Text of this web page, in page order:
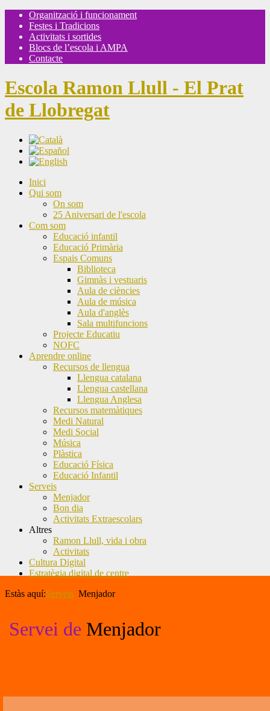
Organització i funcionament
Festes i Tradicions
Activitats i sortides
Blocs de l’escola i AMPA
Contacte
Escola Ramon Llull - El Prat
de Llobregat
Inici
Qui som
On som
25 Aniversari de l'escola
Com som
Educació infantil
Educació Primària
Espais Comuns
Biblioteca
Gimnàs i vestuaris
Aula de ciències
Aula de música
Aula d'anglès
Sala multifuncions
Projecte Educatiu
NOFC
Aprendre online
Recursos de llengua
Llengua catalana
Llengua castellana
Llengua Anglesa
Recursos matemàtiques
Medi Natural
Medi Social
Música
Plàstica
Educació Física
Educació Infantil
Serveis
Menjador
Bon dia
Activitats Extraescolars
Altres
Ramon Llull, vida i obra
Activitats
Cultura Digital
Estratègia digital de centre
Estàs aquí:Serveis Menjador
Servei de Menjador